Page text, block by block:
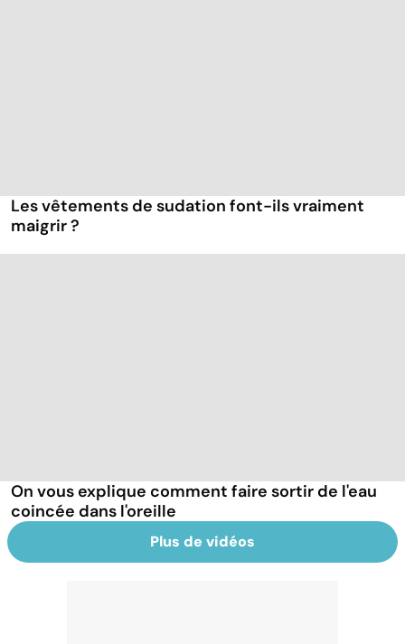
Les vêtements de sudation font-ils vraiment
maigrir ?
On vous explique comment faire sortir de l'eau
coincée dans l'oreille
Plus de vidéos